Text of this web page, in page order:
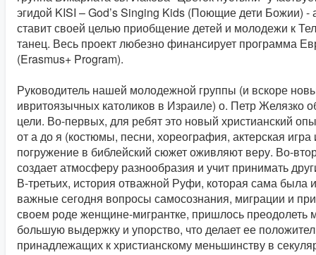
эгидой KISI – God’s Singing Kids (Поющие дети Божии) -
ставит своей целью приобщение детей и молодежи к
танец. Весь проект любезно финансирует программа
(Erasmus+ Program).
Руководитель нашей молодежной группы (и вскоре
ивритоязычных католиков в Израиле) о. Петр Желязко
цели. Во-первых, для ребят это новый христианский
от а до я (костюмы, песни, хореография, актерская
погружение в библейский сюжет оживляют веру. Во-
создает атмосферу разнообразия и учит принимать
В-третьих, история отважной Руфи, которая сама была
важные сегодня вопросы самосознания, миграции и
своем роде женщине-мигрантке, пришлось преодолеть
большую выдержку и упорство, что делает ее
принадлежащих к христианскому меньшинству в